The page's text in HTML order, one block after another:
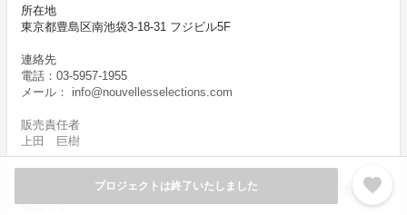
プロジェクトは終了いたしました favorite
所在地
東京都豊島区南池袋3-18-31 フジビル5F
連絡先
電話：03-5957-1955
メール： info@nouvellesselections.com
販売責任者
上田 巨樹
各プロジェクトページの「リワード代金」をご覧ください。価格は
税込です。